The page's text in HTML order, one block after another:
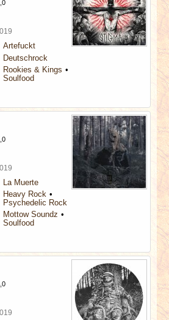
Artefuckt
Deutschrock
Rookies & Kings
Soulfood
La Muerte
Heavy Rock
Psychedelic Rock
Mottow Soundz
Soulfood